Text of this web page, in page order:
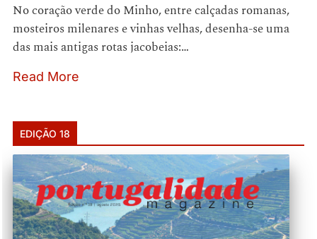
No coração verde do Minho, entre calçadas romanas,
mosteiros milenares e vinhas velhas, desenha-se uma
das mais antigas rotas jacobeias:…
Read More
EDIÇÃO 18